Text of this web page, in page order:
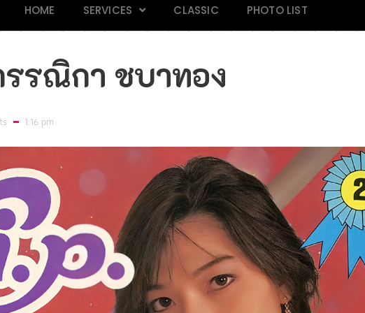
HOME SERVICES CLASSIC PHOTO LIST
รรณิกา ชบาทอง
1:16 pm
THAILAND 118
Click
Mars Magazine 28
Click
Praew 813
Click
IN